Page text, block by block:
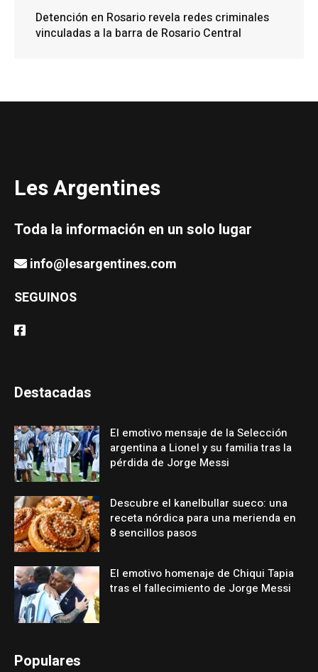
Detención en Rosario revela redes criminales
vinculadas a la barra de Rosario Central
Les Argentines
Toda la información en un solo lugar
info@lesargentines.com
SEGUINOS
Destacadas
El emotivo mensaje de la Selección
argentina a Lionel y su familia tras la
pérdida de Jorge Messi
Descubre el kanelbullar sueco: una
receta nórdica para una merienda en
8 sencillos pasos
El emotivo homenaje de Chiqui Tapia
tras el fallecimiento de Jorge Messi
Populares